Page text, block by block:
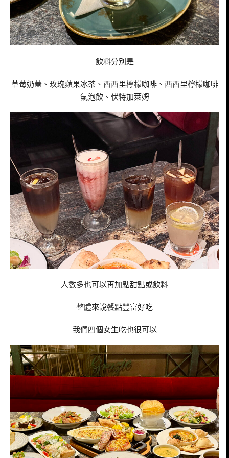
飲料分別是
草莓奶蓋、玫瑰蘋果冰茶、西西里檸檬咖啡、西西里檸檬咖啡
氣泡飲、伏特加萊姆
人數多也可以再加點甜點或飲料
整體來說餐點豐富好吃
我們四個女生吃也很可以